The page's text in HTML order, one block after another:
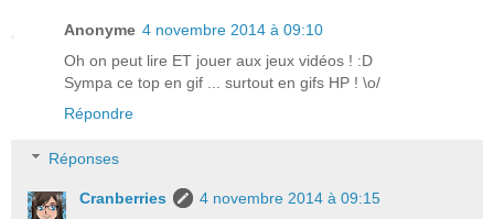
Anonyme 4 novembre 2014 à 09:10
Oh on peut lire ET jouer aux jeux vidéos ! :D
Sympa ce top en gif ... surtout en gifs HP ! \o/
Répondre
Réponses
Cranberries
4 novembre 2014 à 09:15